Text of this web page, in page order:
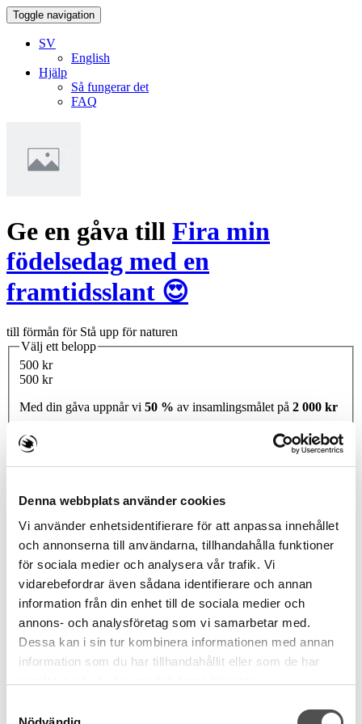
Denna webbplats använder cookies
Vi använder enhetsidentifierare för att anpassa innehållet
och annonserna till användarna, tillhandahålla funktioner
för sociala medier och analysera vår trafik. Vi
vidarebefordrar även sådana identifierare och annan
information från din enhet till de sociala medier och
annons- och analysföretag som vi samarbetar med.
Dessa kan i sin tur kombinera informationen med annan
information som du har tillhandahållit eller som de har
Toggle navigation
SV
English
Hjälp
Så fungerar det
FAQ
Ge en gåva till Fira min
födelsedag med en
framtidsslant 😍
till förmån för Stå upp för naturen
Välj ett belopp
500 kr
500 kr
Med din gåva uppnår vi 50 % av insamlingsmålet på 2 000 kr
300 kr
Belopp
Din gåva
Namn som visas på gåvan
Kommentar
Dölj mitt / företagets namn på insamlingssidan
Din Information
företag / organisation